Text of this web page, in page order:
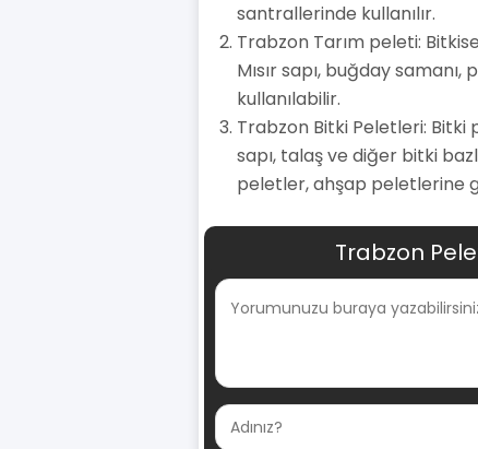
santrallerinde kullanılır.
Trabzon Tarım peleti:
Mısır sapı, buğday
kullanılabilir.
Trabzon Bitki Peletleri: Bitki
sapı, talaş ve diğer bitki
peletler, ahşap peletlerine
Trabzon